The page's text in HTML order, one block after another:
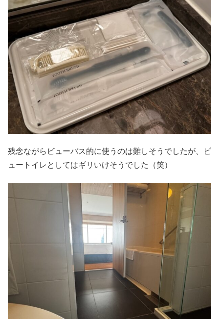
残念ながらビューバス的に使うのは難しそうでしたが、ビ
ュートイレとしてはギリいけそうでした（笑）